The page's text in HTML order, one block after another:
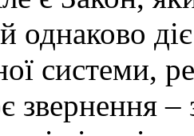
однаково
системи,
звернення